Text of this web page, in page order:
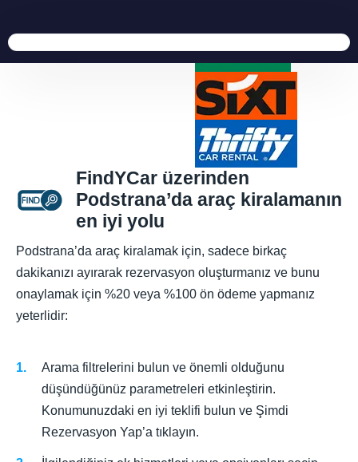
FindYCar üzerinden
Podstrana’da araç kiralamanın
en iyi yolu
Podstrana’da araç kiralamak için, sadece birkaç
dakikanızı ayırarak rezervasyon oluşturmanız ve bunu
onaylamak için %20 veya %100 ön ödeme yapmanız
yeterlidir:
Arama filtrelerini bulun ve önemli olduğunu
düşündüğünüz parametreleri etkinleştirin.
Konumunuzdaki en iyi teklifi bulun ve Şimdi
Rezervasyon Yap’a tıklayın.